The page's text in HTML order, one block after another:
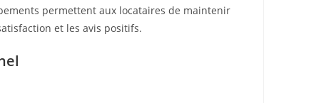
permettent aux locataires de maintenir
et les avis positifs.